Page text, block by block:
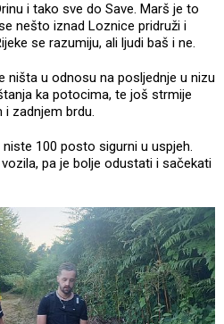
i tako sve do Save. Marš je to
nešto iznad Loznice pridruži i
se razumiju, ali ljudi baš i ne.
ništa u odnosu na posljednje u nizu
ka potocima, te još strmije
i zadnjem brdu.
100 posto sigurni u uspjeh.
pa je bolje odustati i sačekati